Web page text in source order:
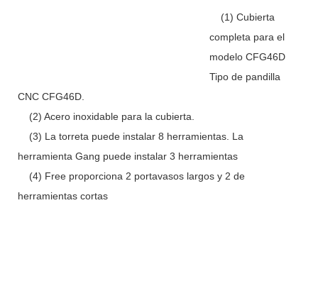
(1) Cubierta
completa para el
modelo CFG46D
Tipo de pandilla
CNC CFG46D.
(2) Acero inoxidable para la cubierta.
(3) La torreta puede instalar 8 herramientas. La
herramienta Gang puede instalar 3 herramientas
(4) Free proporciona 2 portavasos largos y 2 de
herramientas cortas